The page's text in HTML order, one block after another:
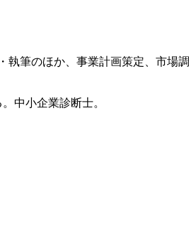
筆のほか、事業計画策定、市場
中小企業診断士。